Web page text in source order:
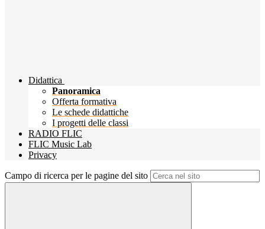
Didattica
Panoramica
Offerta formativa
Le schede didattiche
I progetti delle classi
RADIO FLIC
FLIC Music Lab
Privacy
Campo di ricerca per le pagine del sito